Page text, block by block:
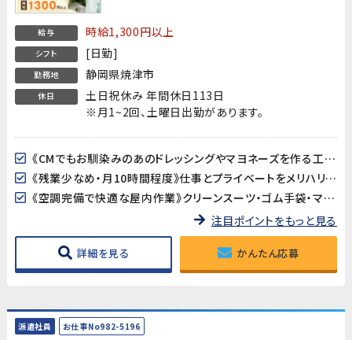
給与 時給1,300円以上
シフト [日勤]
勤務地 静岡県焼津市
休日
土日祝休み 年間休日113日
※月1~2回、土曜日出勤があります。
《CMでもお馴染みのあのドレッシングやマヨネーズを作る工場》身近な食品の製造に携われるやりがいのある仕事です。配合表に沿って計量するシンプルな作業で、未経験の方もすぐに覚えられます。
《残業少なめ・月10時間程度》仕事とプライベートをメリハリよく両立できる環境です。日勤固定・夜勤なしで生活リズムを整えやすく、長期的に安定して働けます。
《空調完備で快適な屋内作業》クリーンスーツ・ゴム手袋・マスク着用で衛生管理された清潔な環境での作業です。夏も冬も快適に働けます。
注目ポイントをもっと見る
詳細を見る かんたん応募
派遣社員 お仕事No982-5196